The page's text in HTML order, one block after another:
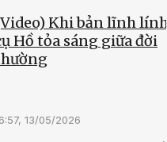
Khi bản lĩnh lính
Hồ tỏa sáng giữa đời
13/05/2026